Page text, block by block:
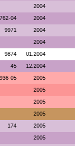
2004
762-04 2004
9971 2004
2004
9874 01.2004
45 12.2004
936-05 2005
2005
2005
2005
174 2005
2005